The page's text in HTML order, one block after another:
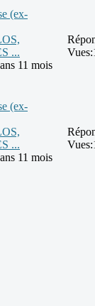
(ex-
...
11 mois
Vues:
(ex-
...
11 mois
Vues: